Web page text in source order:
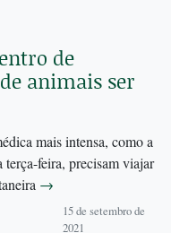
de
animais ser
mais intensa, como a
feira, precisam viajar
→
15 de setembro de
2021